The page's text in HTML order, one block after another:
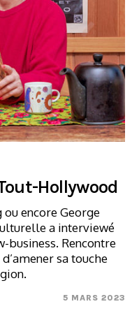
Hollywood
ou encore George
a interviewé
business. Rencontre
sa touche
5 MARS 2023